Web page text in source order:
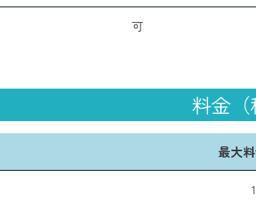
可
料金（
最大